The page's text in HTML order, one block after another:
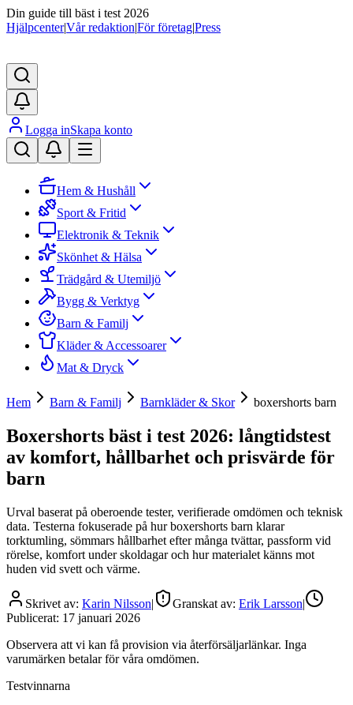
Din guide till bäst i test 2026
Hjälpcenter|Vår redaktion|För företag|Press
Logga inSkapa konto
Hem & Hushåll
Sport & Fritid
Elektronik & Teknik
Skönhet & Hälsa
Trädgård & Utemiljö
Bygg & Verktyg
Barn & Familj
Kläder & Accessoarer
Mat & Dryck
Hem Barn & Familj Barnkläder & Skor boxershorts barn
Boxershorts bäst i test 2026: långtidstest
av komfort, hållbarhet och prisvärde för
barn
Urval baserat på oberoende tester, verifierade omdömen och teknisk
data. Testerna fokuserade på hur boxershorts barn klarar
torktumling, sömmars hållbarhet efter många tvättar, passform vid
rörelse, komfort under skoldagar och hur materialet känns mot
huden vid svett och värme.
Skrivet av: Karin Nilsson| Granskat av: Erik Larsson|
Publicerat: 17 januari 2026
Observera att vi kan få provision via återförsäljarlänkar. Inga
varumärken betalar för våra omdömen.
Testvinnarna